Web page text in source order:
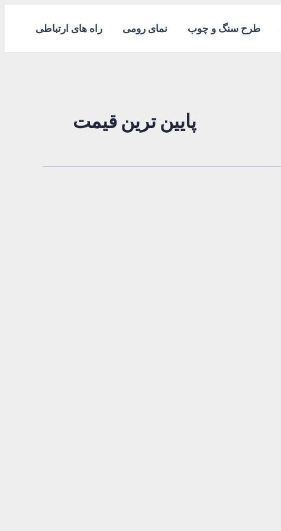
طرح سنگ و چوب نمای رومی راه های ارتباطی
پایین ترین قیمت